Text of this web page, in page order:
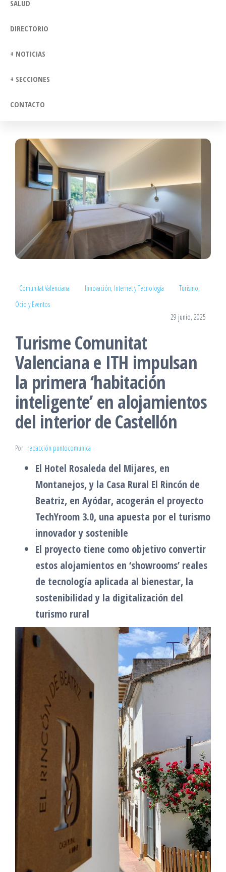
SALUD
DIRECTORIO
+ NOTICIAS
+ SECCIONES
CONTACTO
Comunitat Valenciana Innovación, Internet y Tecnología
Turismo,
Ocio y Eventos
29 junio, 2025
Turisme Comunitat
Valenciana e ITH impulsan
la primera ‘habitación
inteligente’ en alojamientos
del interior de Castellón
Por redacción puntocomunica
El Hotel Rosaleda del Mijares, en
Montanejos, y la Casa Rural El Rincón de
Beatriz, en Ayódar, acogerán el proyecto
TechYroom 3.0, una apuesta por el turismo
innovador y sostenible
El proyecto tiene como objetivo convertir
estos alojamientos en ‘showrooms’ reales
de tecnología aplicada al bienestar, la
sostenibilidad y la digitalización del
turismo rural